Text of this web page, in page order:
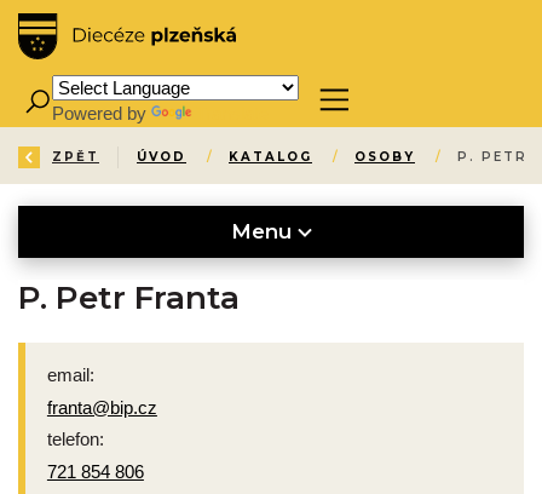
Powered by
ZPĚT ÚVOD / KATALOG / OSOBY / P. PETR
Menu
P. Petr Franta
email:
franta@bip.cz
telefon:
721 854 806